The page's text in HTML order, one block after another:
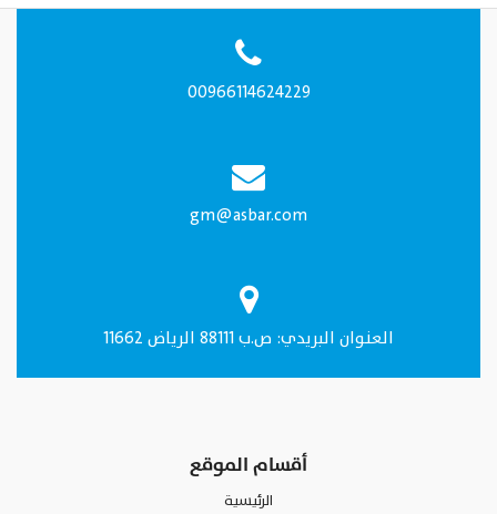
00966114624229
gm@asbar.com
العنـوان البريدي: ص.ب 88111 الرياض 11662
أقسام الموقع
الرئيسية